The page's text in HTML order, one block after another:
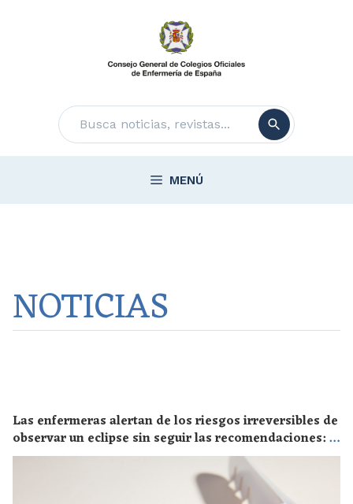
Buscar
MENÚ
NOTICIAS
Las enfermeras alertan de los riesgos irreversibles de
observar un eclipse sin seguir las recomendaciones: la
retinopatía solar es el mayor de los peligros